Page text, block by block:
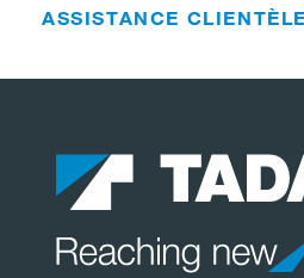
ASSISTANCE CLIENTÈLE